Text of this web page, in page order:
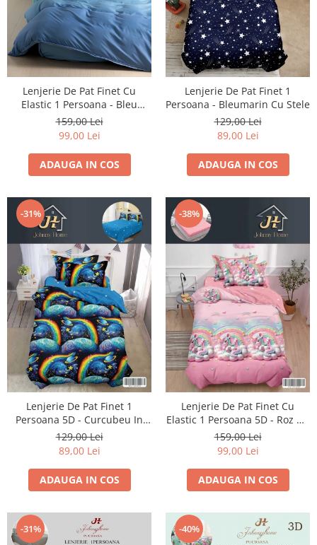
Lenjerie De Pat Finet Cu
Elastic 1 Persoana - Bleu
Degrade
159,00 Lei
99,00 Lei
ADAUGA IN COS
Lenjerie De Pat Finet 1
Persoana - Bleumarin Cu Stele
129,00 Lei
89,00 Lei
ADAUGA IN COS
-31%
Lenjerie De Pat Finet 1
Persoana 5D - Curcubeu In
Spatiu
129,00 Lei
89,00 Lei
ADAUGA IN COS
-38%
Lenjerie De Pat Finet Cu
Elastic 1 Persoana 5D - Roz Cu
Unicorni Pe Norisori
159,00 Lei
99,00 Lei
ADAUGA IN COS
-31% -40%